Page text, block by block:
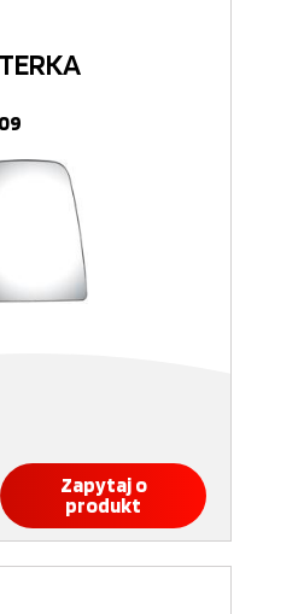
Zapytaj o
produkt